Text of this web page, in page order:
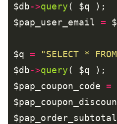
$db->query
$pap_user_email =
$q =
"SELECT *
$db->query
$pap_coupon_code =
$pap_order_subtotal